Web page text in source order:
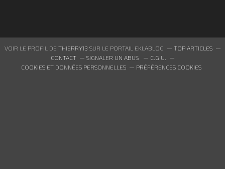
VOIR LE PROFIL DE THIERRY13 SUR LE PORTAIL EKLABLOG
TOP ARTICLES
CONTACT
SIGNALER UN ABUS
C.G.U.
COOKIES ET DONNÉES PERSONNELLES
PRÉFÉRENCES COOKIES